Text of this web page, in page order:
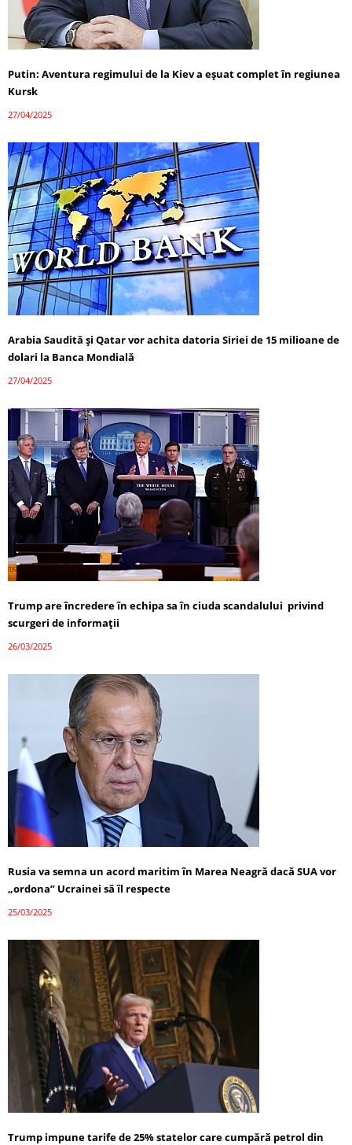
Putin: Aventura regimului de la Kiev a eșuat complet în regiunea
Kursk
27/04/2025
Arabia Saudită și Qatar vor achita datoria Siriei de 15 milioane de
dolari la Banca Mondială
27/04/2025
Trump are încredere în echipa sa în ciuda scandalului privind
scurgeri de informații
26/03/2025
Rusia va semna un acord maritim în Marea Neagră dacă SUA vor
„ordona” Ucrainei să îl respecte
25/03/2025
Trump impune tarife de 25% statelor care cumpără petrol din